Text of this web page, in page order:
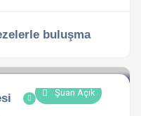
buluşma
Şuan Açık